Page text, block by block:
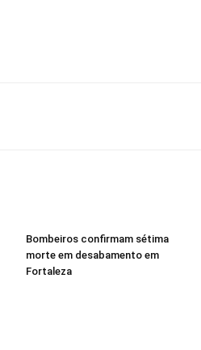
Bombeiros confirmam sétima
morte em desabamento em
Fortaleza